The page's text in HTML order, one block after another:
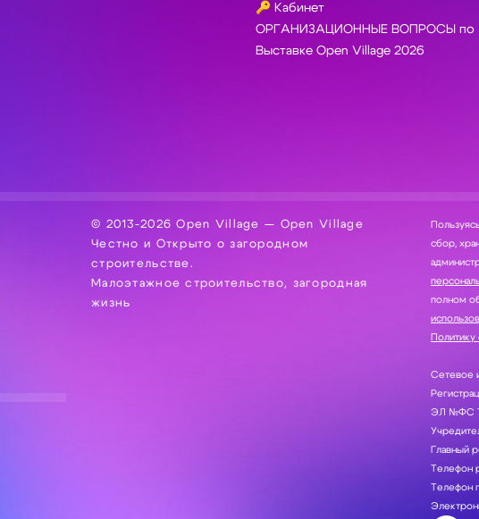
🔑 Кабинет
ОРГАНИЗАЦИОННЫЕ ВОПРОСЫ по
Выставке Open Village 2026
© 2013-2026 Open Village — Open Village
Честно и Открыто о загородном
строительстве.
Малоэтажное строительство, загородная
жизнь
сбор, хранение и обработку ваших персональных данных
полном
Политику
Сетевое
ЭЛ №ФС
Главный
Телефон
Телефон